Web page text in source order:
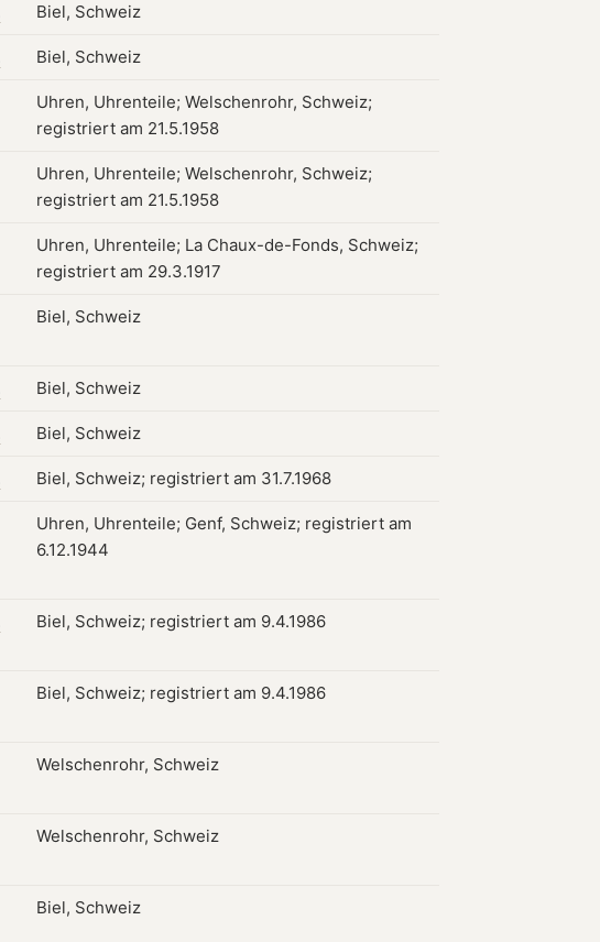
Biel, Schweiz
Biel, Schweiz
Uhren, Uhrenteile; Welschenrohr, Schweiz;
registriert am 21.5.1958
Uhren, Uhrenteile; Welschenrohr, Schweiz;
registriert am 21.5.1958
Uhren, Uhrenteile; La Chaux-de-Fonds, Schweiz;
registriert am 29.3.1917
Biel, Schweiz
Biel, Schweiz
Biel, Schweiz
Biel, Schweiz; registriert am 31.7.1968
Uhren, Uhrenteile; Genf, Schweiz; registriert am
6.12.1944
Biel, Schweiz; registriert am 9.4.1986
Biel, Schweiz; registriert am 9.4.1986
Welschenrohr, Schweiz
Welschenrohr, Schweiz
Biel, Schweiz